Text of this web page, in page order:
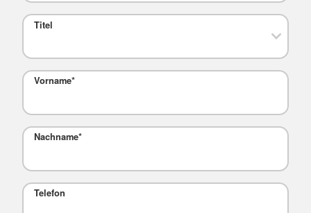
Titel
Vorname*
Nachname*
Telefon